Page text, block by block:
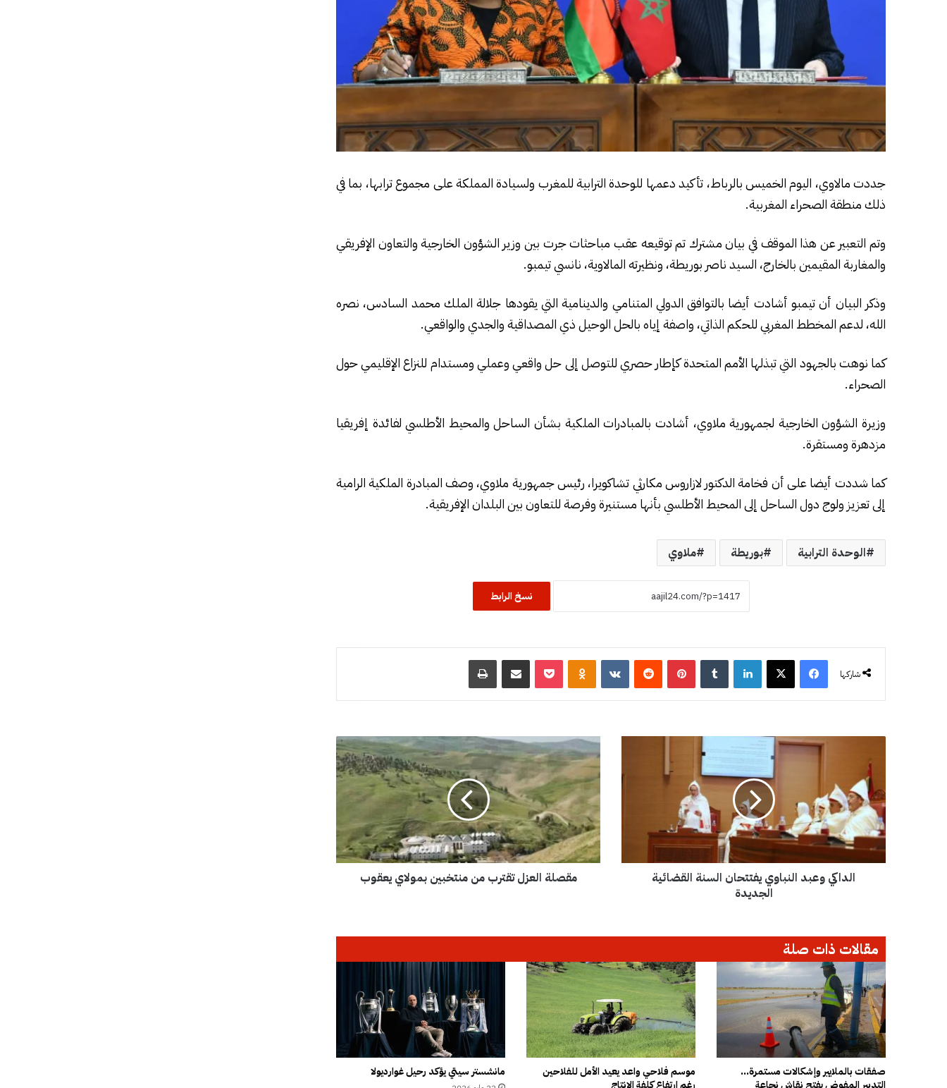
جددت مالاوي، اليوم الخميس بالرباط، تأكيد دعمها للوحدة الترابية للمغرب ولسيادة المملكة على مجموع ترابها، بما في
ذلك منطقة الصحراء المغربية.
وتم التعبير عن هذا الموقف في بيان مشترك تم توقيعه عقب مباحثات جرت بين وزير الشؤون الخارجية والتعاون الإفريقي
والمغاربة المقيمين بالخارج، السيد ناصر بوريطة، ونظيرته المالاوية، نانسي تيمبو.
وذكر البيان أن تيمبو أشادت أيضا بالتوافق الدولي المتنامي والدينامية التي يقودها جلالة الملك محمد السادس، نصره
الله، لدعم المخطط المغربي للحكم الذاتي، واصفة إياه بالحل الوحيل ذي المصداقية والجدي والواقعي.
كما نوهت بالجهود التي تبذلها الأمم المتحدة كإطار حصري للتوصل إلى حل واقعي وعملي ومستدام للنزاع الإقليمي حول
الصحراء.
وزيرة الشؤون الخارجية لجمهورية ملاوي، أشادت بالمبادرات الملكية بشأن الساحل والمحيط الأطلسي لفائدة إفريقيا
مزدهرة ومستقرة.
كما شددت أيضا على أن فخامة الدكتور لازاروس مكارثي تشاكويرا، رئيس جمهورية ملاوي، وصف المبادرة الملكية الرامية
إلى تعزيز ولوج دول الساحل إلى المحيط الأطلسي بأنها مستنيرة وفرصة للتعاون بين البلدان الإفريقية.
الوحدة الترابية بوريطة ملاوي
نسخ الرابط
شاركها
فيسبوك ‫X لينكدإن بينتيريست ‏VKontakte
ا
ك
ي
و
ع
ب
ب
و
ي
ي
ف
ت
ت
ح
ا
ن
الداكي وعبد النباوي يفتتحان السنة القضائية
الجديدة
م
ق
ص
ة
ا
ل
ع
ز
ر
م
ن
ن
ت
خ
ب
ي
مقصلة العزل تقترب من منتخبين بمولاي يعقوب
مقالات ذات صلة
صفقات بالملايير وإشكالات مستمرة…
التدبير المفوض يفتح نقاش نجاعة
موسم فلاحي واعد يعيد الأمل للفلاحين
رغم ارتفاع كلفة الإنتاج
مانشستر سيتي يؤكد رحيل غوارديولا